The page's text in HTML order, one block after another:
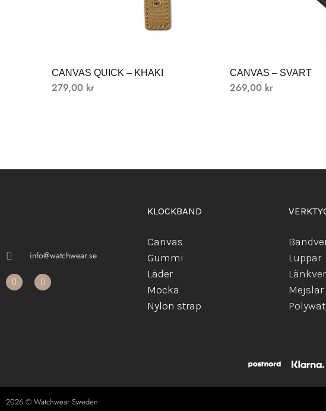
CANVAS QUICK – KHAKI
279,00 kr
CANVAS – SVART
269,00 kr
info@watchwear.se
KLOCKBAND
Canvas
Gummi
Läder
Mocka
Nylon strap
Luppar
Mejslar
2026 © Watchwear Sweden